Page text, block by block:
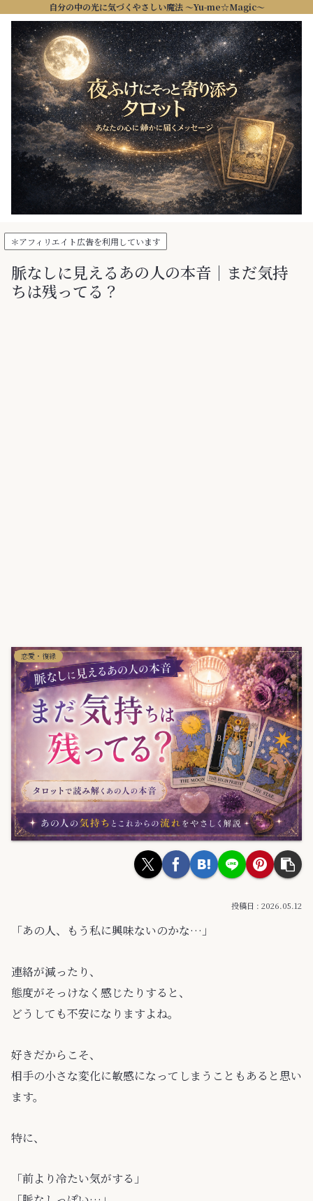
自分の中の光に気づくやさしい魔法 ～Yu-me☆Magic～
＊アフィリエイト広告を利用しています
脈なしに見えるあの人の本音｜まだ気持
ちは残ってる？
恋愛・復縁
2026.05.12
「あの人、もう私に興味ないのかな…」
連絡が減ったり、
態度がそっけなく感じたりすると、
どうしても不安になりますよね。
好きだからこそ、
相手の小さな変化に敏感になってしまうこともあると思い
ます。
特に、
「前より冷たい気がする」